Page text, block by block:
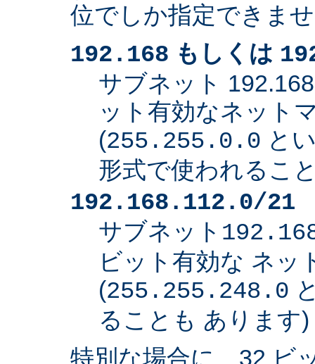
位でしか指定できま
192.168 もしくは
サブネット
ット有効なネット
(255.255.0.0 と
形式で使われるこ
192.168.112.0/21
サブネット
ビット有効な ネッ
(255.255.248.0
ることも あります)
特別な場合に、32 ビ